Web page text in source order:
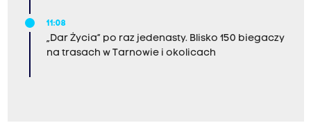
11:08
„Dar Życia” po raz jedenasty. Blisko 150 biegaczy
na trasach w Tarnowie i okolicach